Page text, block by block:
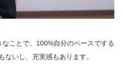
ことで、 100%自分のペースでする
ないし、充実感もあります。